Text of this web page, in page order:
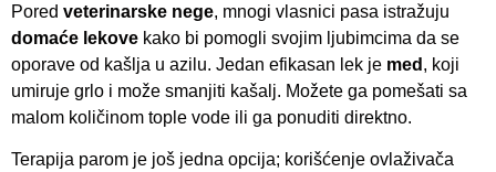
Pored veterinarske nege, mnogi vlasnici pasa istražuju
domaće lekove kako bi pomogli svojim ljubimcima da se
oporave od kašlja u azilu. Jedan efikasan lek je med , koji
umiruje grlo i može smanjiti kašalj. Možete ga pomešati sa
malom količinom tople vode ili ga ponuditi direktno.
Terapija parom je još jedna opcija; korišćenje ovlaživača